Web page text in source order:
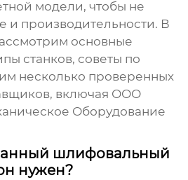
модели, чтобы не
и производительности. В
основные
станков, советы по
несколько проверенных
включая ООО
Оборудование
шлифовальный
нужен?